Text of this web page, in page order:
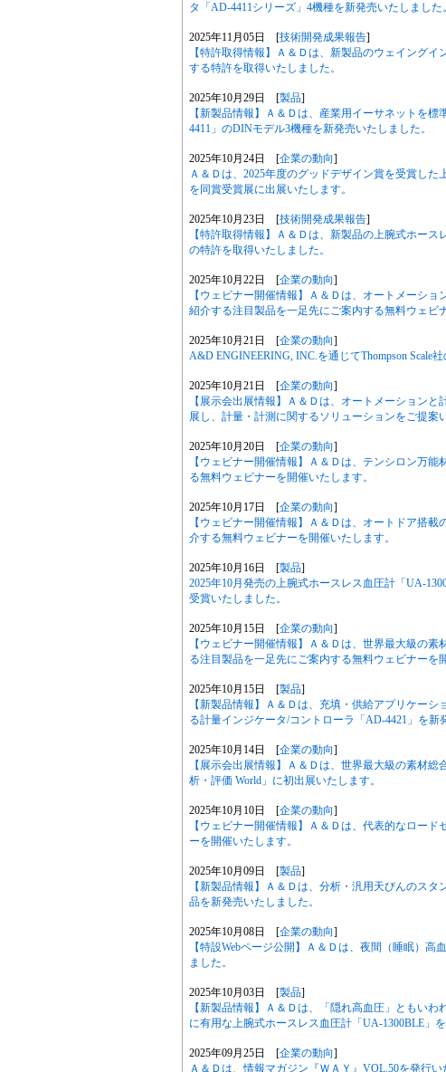
タ「AD-4411シリーズ」4機種を新発売いたしました。
2025年11月05日 [技術開発成果報告]
【特許取得情報】Ａ＆Ｄは、新製品のウェイング
する特許を取得いたしました。
2025年10月29日 [製品]
【新製品情報】Ａ＆Ｄは、産業用イーサネットを
4411」のDINモデル3機種を新発売いたしました。
2025年10月24日 [企業の動向]
Ａ＆Ｄは、2025年度のグッドデザイン賞を受賞した
を同賞受賞展に出展いたします。
2025年10月23日 [技術開発成果報告]
【特許取得情報】Ａ＆Ｄは、新製品の上腕式ホー
の特許を取得いたしました。
2025年10月22日 [企業の動向]
【ウェビナー開催情報】Ａ＆Ｄは、オートメーシ
紹介する注目製品を一足先にご案内する無料ウェビ
2025年10月21日 [企業の動向]
A&D ENGINEERING, INC.を通じてThompson Scale
2025年10月21日 [企業の動向]
【展示会出展情報】Ａ＆Ｄは、オートメーションと
展し、計量・計測に関するソリューションをご提案
2025年10月20日 [企業の動向]
【ウェビナー開催情報】Ａ＆Ｄは、テンシロン万
る無料ウェビナーを開催いたします。
2025年10月17日 [企業の動向]
【ウェビナー開催情報】Ａ＆Ｄは、オートドア搭
介する無料ウェビナーを開催いたします。
2025年10月16日 [製品]
2025年10月発売の上腕式ホースレス血圧計「UA-
受賞いたしました。
2025年10月15日 [企業の動向]
【ウェビナー開催情報】Ａ＆Ｄは、世界最大級の素
る注目製品を一足先にご案内する無料ウェビナーを
2025年10月15日 [製品]
【新製品情報】Ａ＆Ｄは、充填・供給アプリケー
る計量インジケータ/コントローラ「AD-4421」を新
2025年10月14日 [企業の動向]
【展示会出展情報】Ａ＆Ｄは、世界最大級の素材総
析・評価 World」に初出展いたします。
2025年10月10日 [企業の動向]
【ウェビナー開催情報】Ａ＆Ｄは、代表的なロー
ーを開催いたします。
2025年10月09日 [製品]
【新製品情報】Ａ＆Ｄは、分析・汎用天びんのス
品を新発売いたしました。
2025年10月08日 [企業の動向]
【特設Webページ公開】Ａ＆Ｄは、夜間（睡眠）高
ました。
2025年10月03日 [製品]
【新製品情報】Ａ＆Ｄは、「隠れ高血圧」ともい
に有用な上腕式ホースレス血圧計「UA-1300BLE」
2025年09月25日 [企業の動向]
Ａ＆Ｄは、情報マガジン『ＷＡＹ』VOL.50を発行